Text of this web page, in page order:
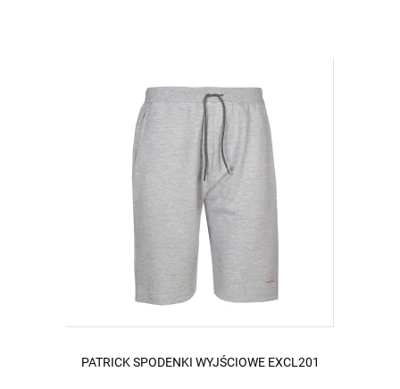
PATRICK SPODENKI WYJŚCIOWE EXCL201